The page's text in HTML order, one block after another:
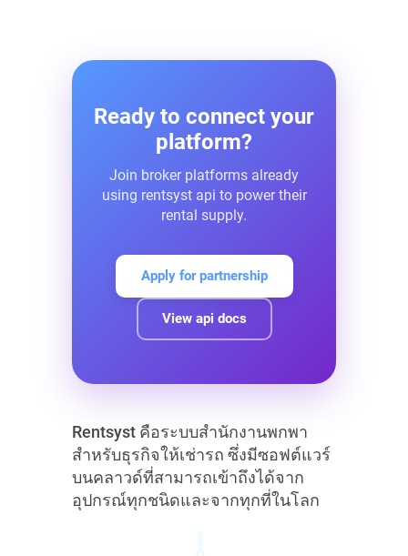
issues production credentials and
Ready to connect your
platform?
Join broker platforms already
using rentsyst api to power their
rental supply.
Apply for partnership
View api docs
Rentsyst คือระบบสำนักงานพกพา
สำหรับธุรกิจให้เช่ารถ ซึ่งมีซอฟต์แวร์
บนคลาวด์ที่สามารถเข้าถึงได้จาก
อุปกรณ์ทุกชนิดและจากทุกที่ในโลก